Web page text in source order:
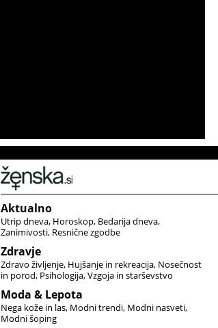
Aktualno
Utrip dneva Horoskop Bedarija dneva
Zanimivosti Resnične zgodbe
Zdravje
Zdravo življenje Hujšanje in rekreacija Nosečnost
in porod Psihologija Vzgoja in starševstvo
Moda & Lepota
Nega kože in las Modni trendi Modni nasveti
Modni šoping